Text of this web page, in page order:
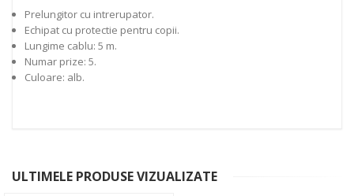
Prelungitor cu intrerupator.
Echipat cu protectie pentru copii.
Lungime cablu: 5 m.
Numar prize: 5.
Culoare: alb.
ULTIMELE PRODUSE VIZUALIZATE